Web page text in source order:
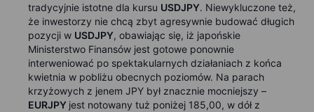
tradycyjnie istotne dla kursu USDJPY. Niewykluczone też,
że inwestorzy nie chcą zbyt agresywnie budować długich
pozycji w USDJPY, obawiając się, iż japońskie
Ministerstwo Finansów jest gotowe ponownie
interweniować po spektakularnych działaniach z końca
kwietnia w pobliżu obecnych poziomów. Na parach
krzyżowych z jenem JPY był znacznie mocniejszy –
EURJPY jest notowany tuż poniżej 185,00, w dół z